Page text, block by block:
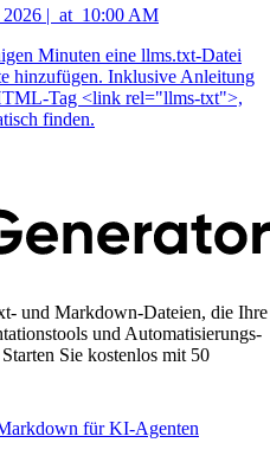
| at 10:00 AM
Minuten eine llms.txt-Datei
hinzufügen. Inklusive Anleitung
Tag <link rel="llms-txt">,
finden.
und Markdown-Dateien, die Ihre
und Automatisierungs-
Sie kostenlos mit 50
für KI-Agenten